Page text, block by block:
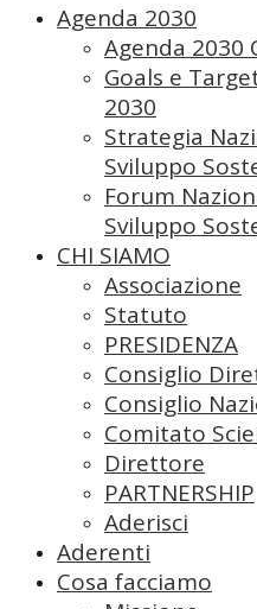
Agenda 2030
Agenda 2030
Goals e
2030
Strategia
Sviluppo
Forum
Sviluppo
CHI SIAMO
Associazione
Statuto
PRESIDENZA
Consiglio
Consiglio
Comitato
Direttore
PARTNERSHIP
Aderisci
Aderenti
Cosa facciamo